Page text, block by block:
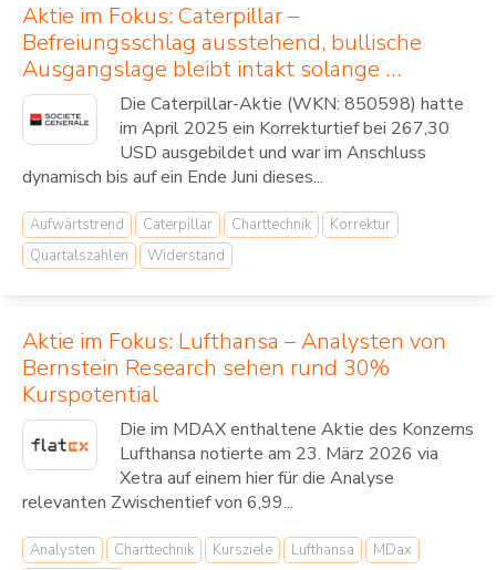
Aktie im Fokus: Caterpillar –
Befreiungsschlag ausstehend, bullische
Ausgangslage bleibt intakt solange …
Die Caterpillar-Aktie (WKN: 850598) hatte
im April 2025 ein Korrekturtief bei 267,30
USD ausgebildet und war im Anschluss
dynamisch bis auf ein Ende Juni dieses...
Aufwärtstrend Caterpillar Charttechnik
Korrektur
Quartalszahlen
Widerstand
Aktie im Fokus: Lufthansa – Analysten von
Bernstein Research sehen rund 30%
Kurspotential
Die im MDAX enthaltene Aktie des Konzerns
Lufthansa notierte am 23. März 2026 via
Xetra auf einem hier für die Analyse
relevanten Zwischentief von 6,99...
Analysten Charttechnik Kursziele Lufthansa
MDax